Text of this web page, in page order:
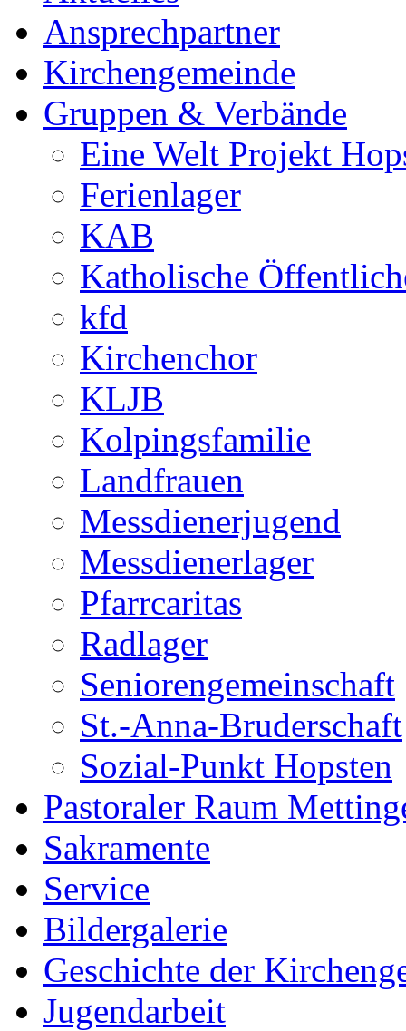
Ansprechpartner
Kirchengemeinde
Gruppen & Verbände
Eine Welt Projekt
Ferienlager
KAB
Katholische
kfd
Kirchenchor
KLJB
Kolpingsfamilie
Landfrauen
Messdienerjugend
Messdienerlager
Pfarrcaritas
Radlager
Seniorengemeinschaft
St.-Anna-Bruderschaft
Sozial-Punkt Hopsten
Pastoraler Raum
Sakramente
Service
Bildergalerie
Geschichte der
Jugendarbeit